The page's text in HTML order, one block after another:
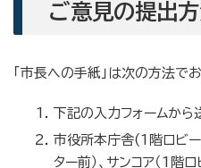
ご意見の提出
「市長への手紙」は次の方法で
下記の入力フォームから
市役所本庁舎(1階ロビー
ター前）、サンコア（1階